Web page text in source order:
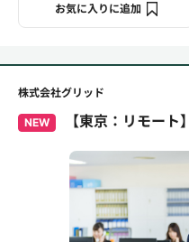
お気に入りに追加
株式会社グリッド
NEW 【東京：リモート